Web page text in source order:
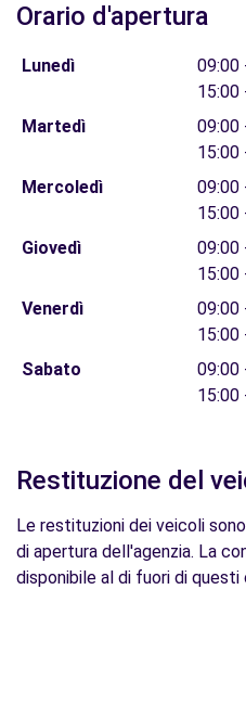
Orario d'apertura
Lunedì
09:00
15:00
Martedì
09:00
15:00
Mercoledì
09:00
15:00
Giovedì
09:00
15:00
Venerdì
09:00
15:00
Sabato
09:00
15:00
Restituzione del
Le restituzioni dei veicoli
di apertura dell'agenzia. La
disponibile al di fuori di questi